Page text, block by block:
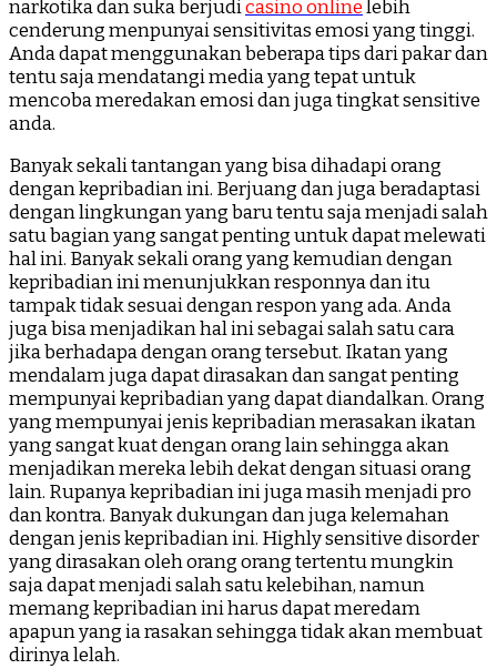
narkotika dan suka berjudicasino onlinelebih
cenderung menpunyai sensitivitas emosi yang tinggi.
Anda dapat menggunakan beberapa tips dari pakar dan
tentu saja mendatangi media yang tepat untuk
mencoba meredakan emosi dan juga tingkat sensitive
anda.
Banyak sekali tantangan yang bisa dihadapi orang
dengan kepribadian ini. Berjuang dan juga beradaptasi
dengan lingkungan yang baru tentu saja menjadi salah
satu bagian yang sangat penting untuk dapat melewati
hal ini. Banyak sekali orang yang kemudian dengan
kepribadian ini menunjukkan responnya dan itu
tampak tidak sesuai dengan respon yang ada. Anda
juga bisa menjadikan hal ini sebagai salah satu cara
jika berhadapa dengan orang tersebut. Ikatan yang
mendalam juga dapat dirasakan dan sangat penting
mempunyai kepribadian yang dapat diandalkan. Orang
yang mempunyai jenis kepribadian merasakan ikatan
yang sangat kuat dengan orang lain sehingga akan
menjadikan mereka lebih dekat dengan situasi orang
lain. Rupanya kepribadian ini juga masih menjadi pro
dan kontra. Banyak dukungan dan juga kelemahan
dengan jenis kepribadian ini. Highly sensitive disorder
yang dirasakan oleh orang orang tertentu mungkin
saja dapat menjadi salah satu kelebihan, namun
memang kepribadian ini harus dapat meredam
apapun yang ia rasakan sehingga tidak akan membuat
dirinya lelah.